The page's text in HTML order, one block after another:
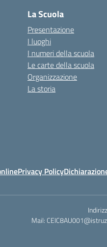
La Scuola
Presentazione
I luoghi
I numeri della scuola
Le carte della scuola
Organizzazione
La storia
Privacy Policy
Mail: